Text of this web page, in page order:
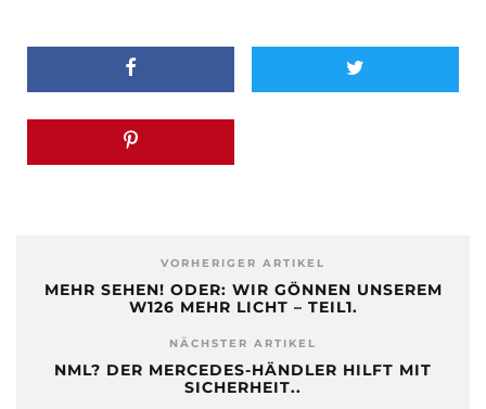
VORHERIGER ARTIKEL
MEHR SEHEN! ODER: WIR GÖNNEN UNSEREM
W126 MEHR LICHT – TEIL1.
NÄCHSTER ARTIKEL
NML? DER MERCEDES-HÄNDLER HILFT MIT
SICHERHEIT..